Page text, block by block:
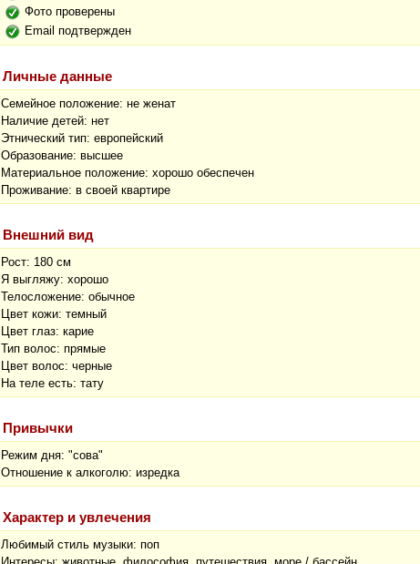
Фото проверены
Email подтвержден
Личные данные
Семейное положение: не женат
Наличие детей: нет
Этнический тип: европейский
Образование: высшее
Материальное положение: хорошо обеспечен
Проживание: в своей квартире
Внешний вид
Рост: 180 см
Я выгляжу: хорошо
Телосложение: обычное
Цвет кожи: темный
Цвет глаз: карие
Тип волос: прямые
Цвет волос: черные
На теле есть: тату
Привычки
Режим дня: "сова"
Отношение к алкоголю: изредка
Характер и увлечения
Любимый стиль музыки: поп